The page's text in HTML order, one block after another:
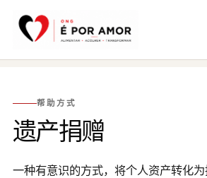
帮助方式
遗产捐赠
一种有意识的方式，将个人资产转化为